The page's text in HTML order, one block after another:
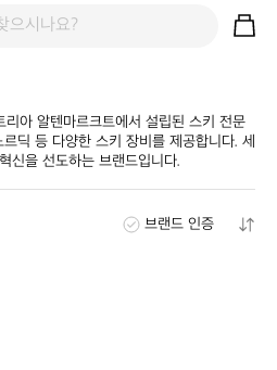
아 알텐마르크트에서 설립된 스키 전문
딕 등 다양한 스키 장비를 제공합니다. 세
신을 선도하는 브랜드입니다.
브랜드 인증